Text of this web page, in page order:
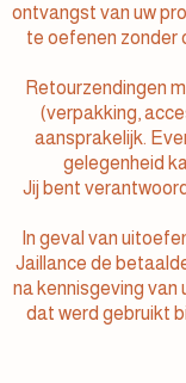
ontvangst van uw
te oefenen zonder
Retourzendingen
(verpakking,
aansprakelijk.
gelegenheid
Jij bent
In geval van
Jaillance de
na kennisgeving van
dat werd gebruikt